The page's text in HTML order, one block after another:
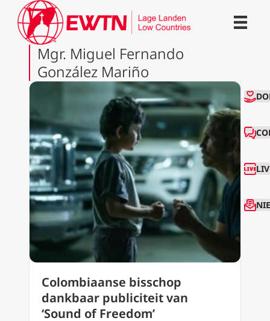
Mgr. Miguel Fernando
González Mariño
Colombiaanse bisschop
dankbaar publiciteit van
‘Sound of Freedom’